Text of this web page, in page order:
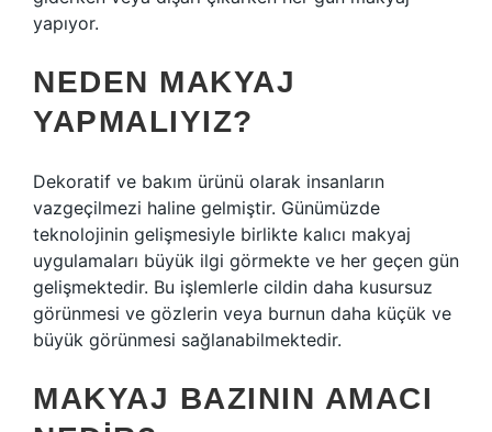
yapıyor.
NEDEN MAKYAJ
YAPMALIYIZ?
Dekoratif ve bakım ürünü olarak insanların
vazgeçilmezi haline gelmiştir. Günümüzde
teknolojinin gelişmesiyle birlikte kalıcı makyaj
uygulamaları büyük ilgi görmekte ve her geçen gün
gelişmektedir. Bu işlemlerle cildin daha kusursuz
görünmesi ve gözlerin veya burnun daha küçük ve
büyük görünmesi sağlanabilmektedir.
MAKYAJ BAZININ AMACI